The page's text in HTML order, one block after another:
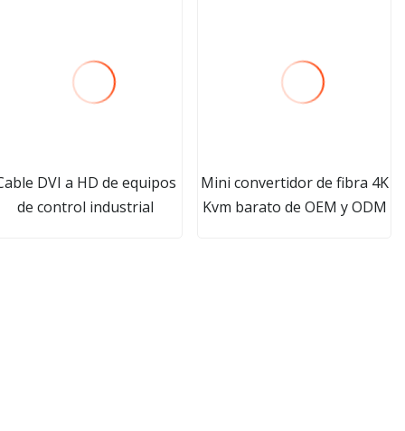
DVI a HD de equipos
de control industrial
Mini convertidor de fibra 4K
Kvm barato de OEM y ODM